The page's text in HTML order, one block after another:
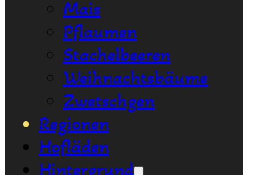
Mais
Pflaumen
Stachelbeeren
Weihnachtsbäume
Zwetschgen
Regionen
Hofläden
Hintergrund